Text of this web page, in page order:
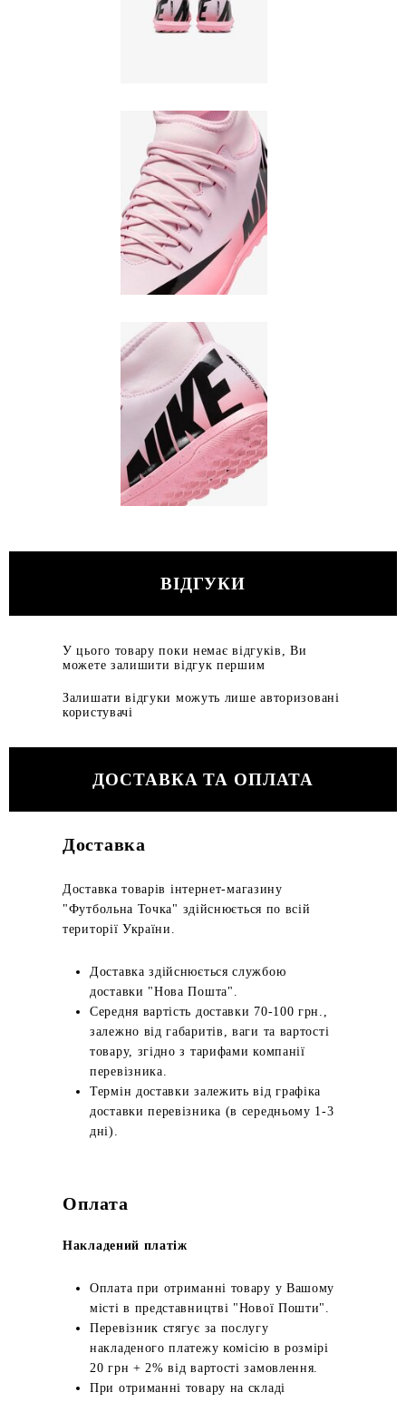
ВІДГУКИ
У цього товару поки немає відгуків, Ви
можете залишити відгук першим
Залишати відгуки можуть лише авторизовані
користувачі
ДОСТАВКА ТА ОПЛАТА
Доставка
Доставка товарів інтернет-магазину
"Футбольна Точка" здійснюється по всій
території України.
Доставка здійснюється службою
доставки "Нова Пошта".
Середня вартість доставки 70-100 грн.,
залежно від габаритів, ваги та вартості
товару, згідно з тарифами компанії
перевізника.
Термін доставки залежить від графіка
доставки перевізника (в середньому 1-3
дні).
Оплата
Накладений платіж
Оплата при отриманні товару у Вашому
місті в представництві "Нової Пошти".
Перевізник стягує за послугу
накладеного платежу комісію в розмірі
20 грн + 2% від вартості замовлення.
При отриманні товару на складі